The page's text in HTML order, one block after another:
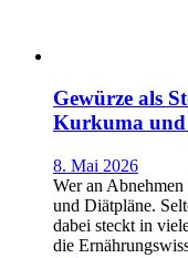
Gewürze als
Kurkuma und
8. Mai 2026
Wer an
und Diätpläne.
dabei steckt in
die